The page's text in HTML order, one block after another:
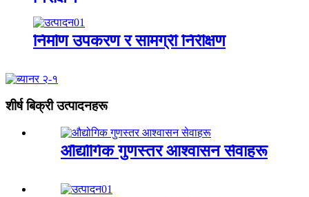
निर्माण उपकरण र सामग्री निरीक्षण
शीर्ष बिक्री उत्पादनहरू
औद्योगिक गुणस्तर आश्वासन सेवाहरू